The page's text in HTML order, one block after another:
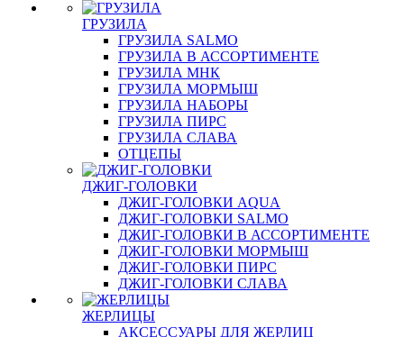
ГРУЗИЛА
ГРУЗИЛА SALMO
ГРУЗИЛА В АССОРТИМЕНТЕ
ГРУЗИЛА МНК
ГРУЗИЛА МОРМЫШ
ГРУЗИЛА НАБОРЫ
ГРУЗИЛА ПИРС
ГРУЗИЛА СЛАВА
ОТЦЕПЫ
ДЖИГ-ГОЛОВКИ
ДЖИГ-ГОЛОВКИ AQUA
ДЖИГ-ГОЛОВКИ SALMO
ДЖИГ-ГОЛОВКИ В АССОРТИМЕНТЕ
ДЖИГ-ГОЛОВКИ МОРМЫШ
ДЖИГ-ГОЛОВКИ ПИРС
ДЖИГ-ГОЛОВКИ СЛАВА
ЖЕРЛИЦЫ
АКСЕССУАРЫ ДЛЯ ЖЕРЛИЦ